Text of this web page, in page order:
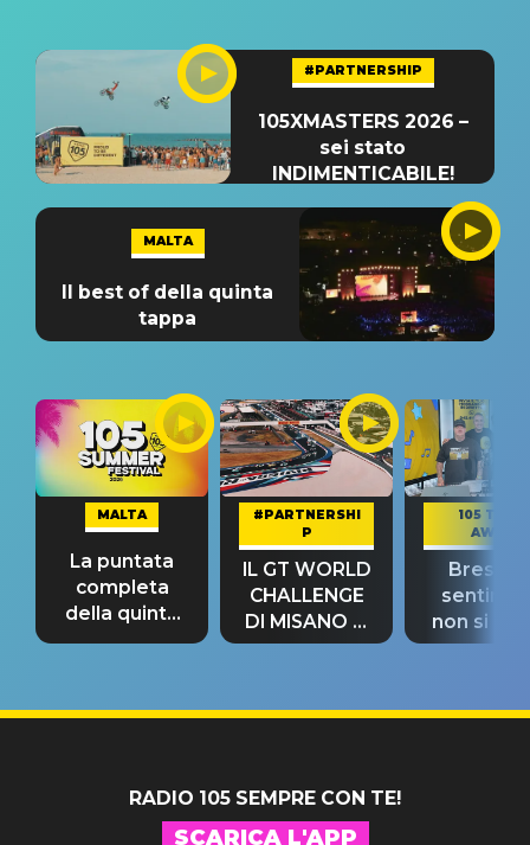
#PARTNERSHIP
105XMASTERS 2026 –
sei stato
INDIMENTICABILE!
MALTA
Il best of della quinta
tappa
MALTA
La puntata
completa
della quinta
tappa
#PARTNERSHI
P
IL GT WORLD
CHALLENGE
DI MISANO si
riconferma
105 TAKE
AWAY
Bresh:
non si
fino alla
RADIO 105 SEMPRE CON TE!
SCARICA L'APP